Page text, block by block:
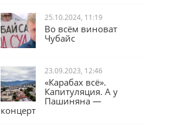
25.10.2024, 11:19
Во всём виноват
Чубайс
23.09.2023, 12:46
«Карабах всё».
Капитуляция. А у
Пашиняна —
концерт